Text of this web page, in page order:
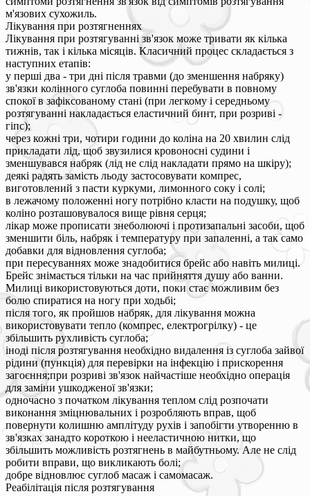
м'язових сухожиль.
Лікування при розтягненнях
Лікування при розтягуванні зв'язок може тривати як кілька
тижнів, так і кілька місяців. Класичний процес складається з
наступних етапів:
у перші два - три дні після травми (до зменшення набряку)
зв'язки колінного суглоба повинні перебувати в повному
спокої в зафіксованому стані (при легкому і середньому
розтягуванні накладається еластичний бинт, при розриві -
гіпс);
через кожні три, чотири години до коліна на 20 хвилин слід
прикладати лід, щоб звузилися кровоносні судини і
зменшувався набряк (лід не слід накладати прямо на шкіру);
деякі радять замість льоду застосовувати компрес,
виготовлений з пасти куркуми, лимонного соку і солі;
в лежачому положенні ногу потрібно класти на подушку, щоб
коліно розташовувалося вище рівня серця;
лікар може прописати знеболюючі і протизапальні засоби, щоб
зменшити біль, набряк і температуру при запаленні, а так само
добавки для відновлення суглоба;
при пересуваннях може знадобитися брейс або навіть милиці.
Брейс знімається тільки на час прийняття душу або ванни.
Милиці використовуються доти, поки стає можливим без
болю спиратися на ногу при ходьбі;
після того, як пройшов набряк, для лікування можна
використовувати тепло (компрес, електрогрілку) - це
збільшить рухливість суглоба;
іноді після розтягування необхідно видалення із суглоба зайвої
рідини (пункція) для перевірки на інфекцію і прискорення
загоєння;при розриві зв'язок найчастіше необхідно операція
для заміни ушкодженої зв'язки;
одночасно з початком лікування теплом слід розпочати
виконання зміцнювальних і розробляють вправ, щоб
повернути колишню амплітуду рухів і запобігти утворенню в
зв'язках занадто короткою і нееластичною нитки, що
збільшить можливість розтягнень в майбутньому. Але не слід
робити вправи, що викликають болі;
добре відновлює суглоб масаж і самомасаж.
Реабілітація після розтягування